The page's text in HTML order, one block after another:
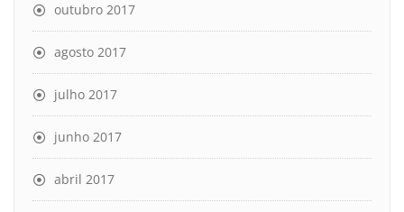
outubro 2017
agosto 2017
julho 2017
junho 2017
abril 2017